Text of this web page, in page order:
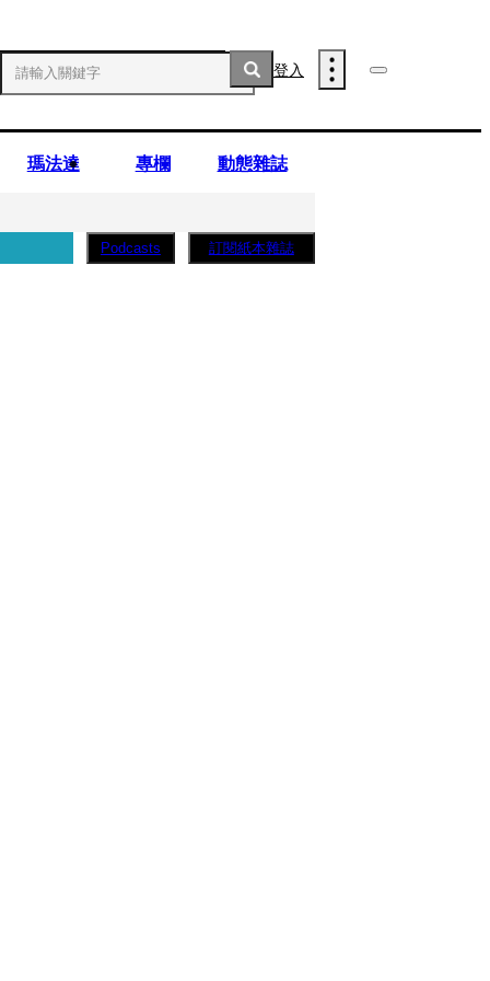
登入
瑪法達 專欄 動態雜誌
Podcasts 訂閱紙本雜誌